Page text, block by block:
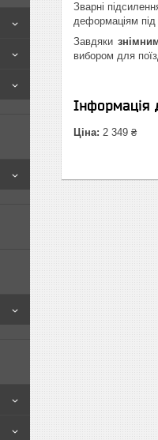
Зварні
деформаціям під
Завдяки
вибором для
Інформація
Ціна: 2 349 ₴